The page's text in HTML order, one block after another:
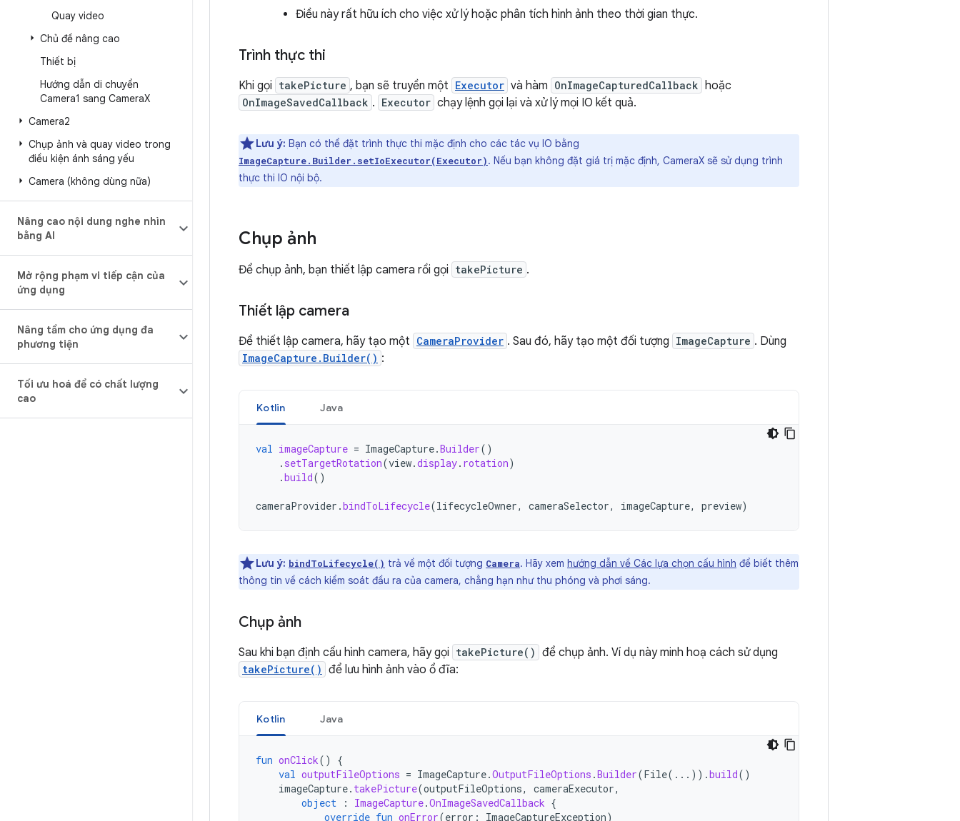
Quay video
Chủ đề nâng cao
Thiết bị
Hướng dẫn di chuyển
Camera1 sang CameraX
Camera2
Chụp ảnh và quay video trong
điều kiện ánh sáng yếu
Camera (không dùng nữa)
Nâng cao nội dung nghe nhìn
bằng AI
Mở rộng phạm vi tiếp cận của
ứng dụng
Nâng tầm cho ứng dụng đa
phương tiện
Tối ưu hoá để có chất lượng
cao
Điều này rất hữu ích cho việc xử lý hoặc phân tích hình ảnh theo thời gian thực.
Trình thực thi
Khi gọi takePicture , bạn sẽ truyền một Executor và hàm OnImageCapturedCallback hoặc
OnImageSavedCallback . Executor chạy lệnh gọi lại và xử lý mọi IO kết quả.
Lưu ý: Bạn có thể đặt trình thực thi mặc định cho các tác vụ IO bằng
ImageCapture.Builder.setIoExecutor(Executor). Nếu bạn không đặt giá trị mặc định, CameraX sẽ sử dụng trình
thực thi IO nội bộ.
Chụp ảnh
Để chụp ảnh, bạn thiết lập camera rồi gọi takePicture .
Thiết lập camera
Để thiết lập camera, hãy tạo một CameraProvider . Sau đó, hãy tạo một đối tượng ImageCapture . Dùng
ImageCapture.Builder() :
Kotlin Java
val imageCapture = ImageCapture.Builder()
. setTargetRotation(view.display. rotation)
.build()
cameraProvider .bindToLifecycle(lifecycleOwner, cameraSelector, imageCapture, preview)
Lưu ý: bindToLifecycle() trả về một đối tượng Camera. Hãy xem hướng dẫn về Các lựa chọn cấu hình để biết thêm
thông tin về cách kiểm soát đầu ra của camera, chẳng hạn như thu phóng và phơi sáng.
Chụp ảnh
Sau khi bạn định cấu hình camera, hãy gọi takePicture() để chụp ảnh. Ví dụ này minh hoạ cách sử dụng
takePicture() để lưu hình ảnh vào ổ đĩa:
Kotlin Java
fun onClick()
{
val outputFileOptions = ImageCapture.OutputFileOptions .Builder(File(...)).build()
imageCapture. takePicture(outputFileOptions, cameraExecutor,
object
: ImageCapture.OnImageSavedCallback {
override fun onError(error : ImageCaptureException)